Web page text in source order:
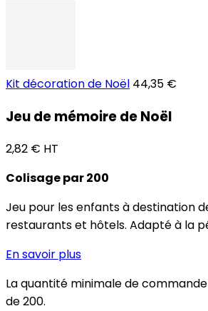
Kit décoration de Noël 44,35 €
Jeu de mémoire de Noël
2,82 € HT
Colisage par 200
Jeu pour les enfants à destination
restaurants et hôtels. Adapté à la
En savoir plus
La quantité minimale de
de 200.